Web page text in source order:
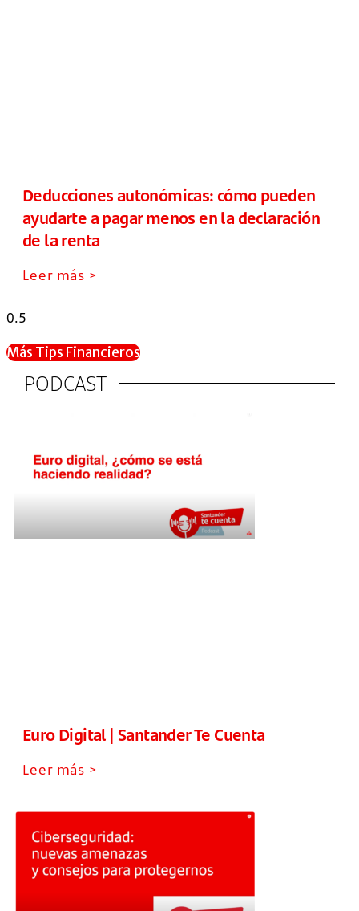
Deducciones autonómicas: cómo pueden
ayudarte a pagar menos en la declaración
de la renta
Leer más >
Más Tips Financieros
PODCAST
Euro Digital | Santander Te Cuenta
Leer más >